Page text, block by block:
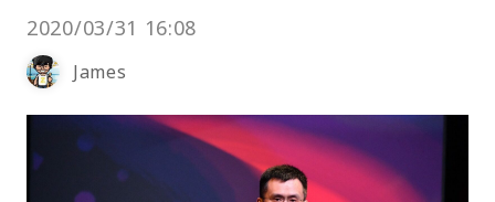
2020/03/31 16:08
James